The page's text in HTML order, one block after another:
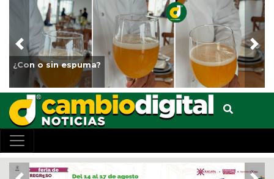
Fortalece Ayuntamiento de Veracruz el cuidado
animales del Parque Miguel Ángel de Quevedo
Previous